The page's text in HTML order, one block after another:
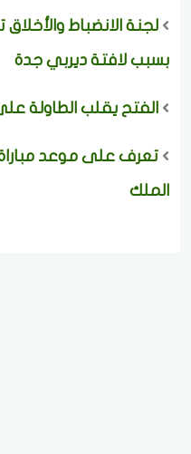
لجنة الانضباط
بسبب لافتة ديربي جدة
الفتح يقلب الطاولة
تعرف على موعد مباراة
الملك